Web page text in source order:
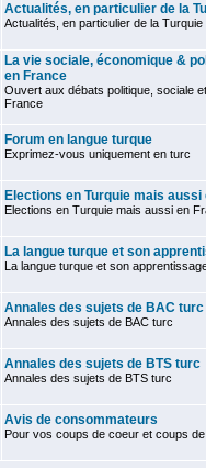
Actualités, en particulier de la
Actualités, en particulier de la Turquie
La vie sociale, économique &
en France
Ouvert aux débats politique, sociale
France
Forum en langue turque
Exprimez-vous uniquement en turc
Elections en Turquie mais aussi
Elections en Turquie mais aussi en
La langue turque et son
La langue turque et son
Annales des sujets de BAC turc
Annales des sujets de BAC turc
Annales des sujets de BTS turc
Annales des sujets de BTS turc
Avis de consommateurs
Pour vos coups de coeur et coups